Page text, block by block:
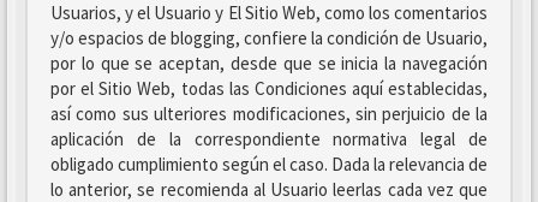
Usuarios, y el Usuario y El Sitio Web, como los comentarios
y/o espacios de blogging, confiere la condición de Usuario,
por lo que se aceptan, desde que se inicia la navegación
por el Sitio Web, todas las Condiciones aquí establecidas,
así como sus ulteriores modificaciones, sin perjuicio de la
aplicación de la correspondiente normativa legal de
obligado cumplimiento según el caso. Dada la relevancia de
lo anterior, se recomienda al Usuario leerlas cada vez que